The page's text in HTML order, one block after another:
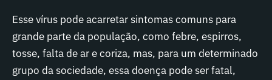
Esse vírus pode acarretar sintomas comuns para
grande parte da população, como febre, espirros,
tosse, falta de ar e coriza, mas, para um determinado
grupo da sociedade, essa doença pode ser fatal,